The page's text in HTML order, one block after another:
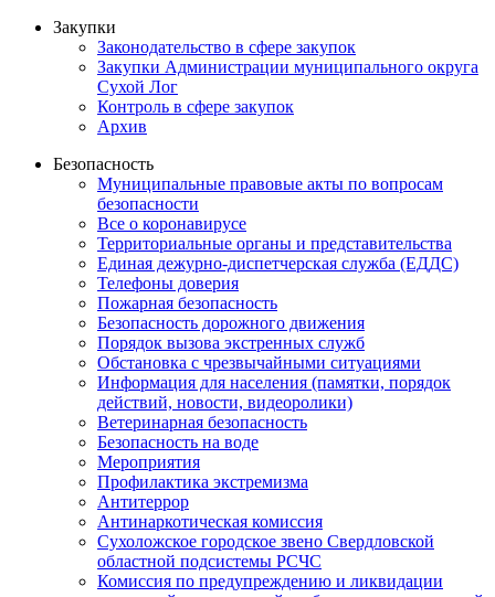
Закупки
Законодательство в сфере закупок
Закупки Администрации муниципального округа
Сухой Лог
Контроль в сфере закупок
Архив
Безопасность
Муниципальные правовые акты по вопросам
безопасности
Все о коронавирусе
Территориальные органы и представительства
Единая дежурно-диспетчерская служба (ЕДДС)
Телефоны доверия
Пожарная безопасность
Безопасность дорожного движения
Порядок вызова экстренных служб
Обстановка с чрезвычайными ситуациями
Информация для населения (памятки, порядок
действий, новости, видеоролики)
Ветеринарная безопасность
Безопасность на воде
Мероприятия
Профилактика экстремизма
Антитеррор
Антинаркотическая комиссия
Сухоложское городское звено Свердловской
областной подсистемы РСЧС
Комиссия по предупреждению и ликвидации